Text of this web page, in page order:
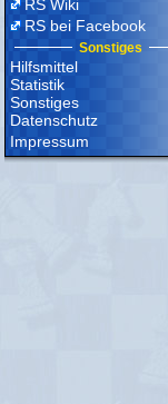
RS Wiki
RS bei Facebook
Sonstiges
Hilfsmittel
Statistik
Sonstiges
Datenschutz
Impressum